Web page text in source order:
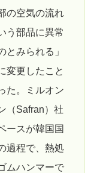
の空気の流れ
う部品に異常
とみられる」
変更したこと
た。ミルオン
（Safran）社
ースが韓国国
過程で、熱処
ムハンマーで